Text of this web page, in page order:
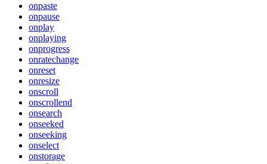
onpaste
onpause
onplay
onplaying
onprogress
onratechange
onreset
onresize
onscroll
onscrollend
onsearch
onseeked
onseeking
onselect
onstorage